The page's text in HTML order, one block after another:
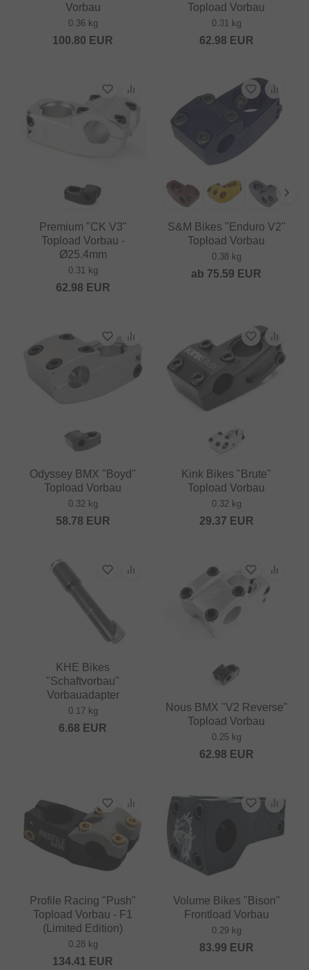
Vorbau
0.36 kg
100.80 EUR
Topload Vorbau
0.31 kg
62.98 EUR
Premium "CK V3"
Topload Vorbau -
Ø25.4mm
0.31 kg
62.98 EUR
S&M Bikes "Enduro V2"
Topload Vorbau
0.38 kg
ab 75.59 EUR
Odyssey BMX "Boyd"
Topload Vorbau
0.32 kg
58.78 EUR
Kink Bikes "Brute"
Topload Vorbau
0.32 kg
29.37 EUR
KHE Bikes
"Schaftvorbau"
Vorbauadapter
0.17 kg
6.68 EUR
Nous BMX "V2 Reverse"
Topload Vorbau
0.25 kg
62.98 EUR
Profile Racing "Push"
Topload Vorbau - F1
(Limited Edition)
0.28 kg
134.41 EUR
Volume Bikes "Bison"
Frontload Vorbau
0.29 kg
83.99 EUR